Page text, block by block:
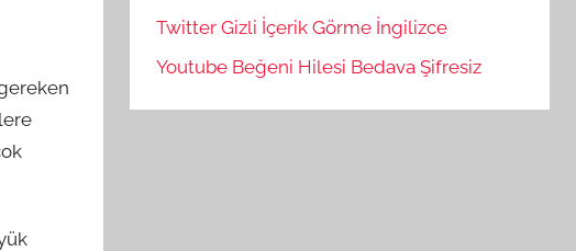
Twitter Gizli İçerik Görme İngilizce
Youtube Beğeni Hilesi Bedava Şifresiz